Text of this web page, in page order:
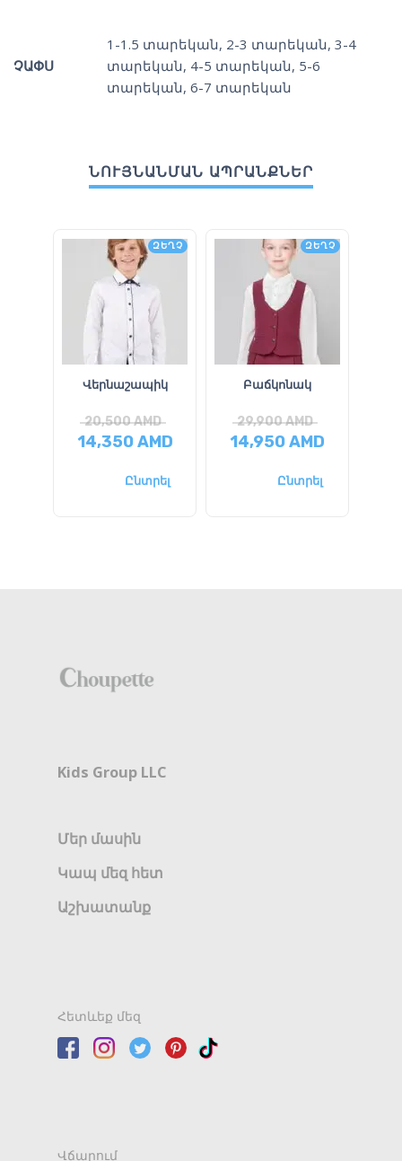
ՉԱՓՍ
1-1.5 տարեկան, 2-3 տարեկան, 3-4
տարեկան, 4-5 տարեկան, 5-6
տարեկան, 6-7 տարեկան
ՆՈՒՅՆԱՆՄԱՆ ԱՊՐԱՆՔՆԵՐ
ԶԵՂՉ
Վերնաշապիկ
20,500AMD
14,350AMD
Ընտրել
ԶԵՂՉ
Բաճկոնակ
29,900AMD
14,950AMD
Ընտրել
Kids Group LLC
Մեր մասին
Կապ մեզ հետ
Աշխատանք
Հետևեք մեզ
Վճարում